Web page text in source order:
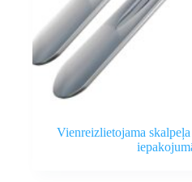
Vienreizlietojama